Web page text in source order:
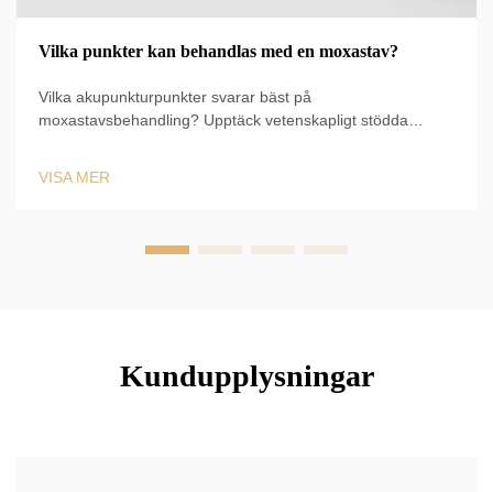
Vilka punkter kan behandlas med en moxastav?
Vilka akupunkturpunkter svarar bäst på
moxastavsbehandling? Upptäck vetenskapligt stödda
din TCM-praxis redan idag.
VISA MER
Kundupplysningar